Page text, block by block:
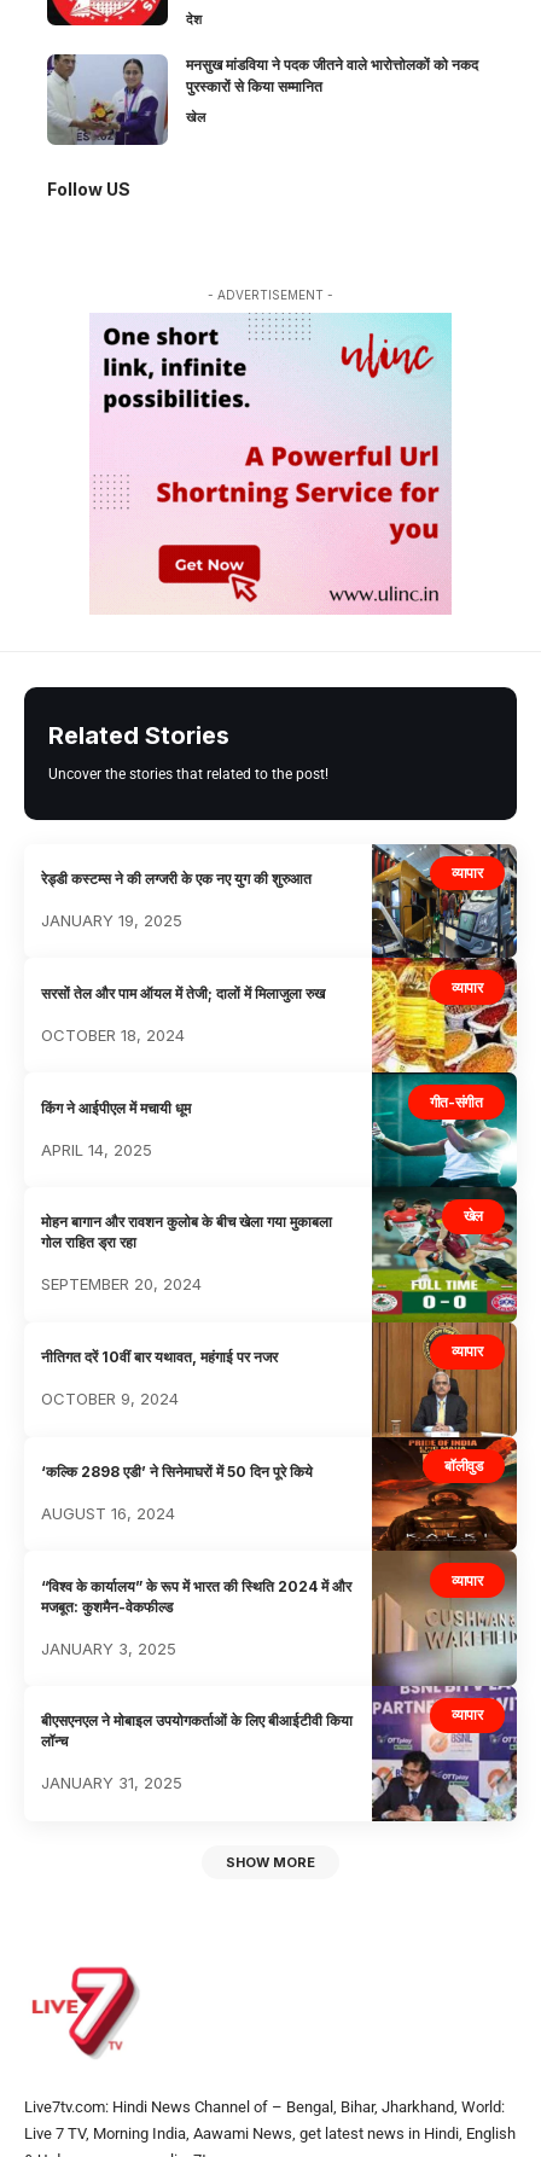
देश
मनसुख मांडविया ने पदक जीतने वाले भारोत्तोलकों को नकद
पुरस्कारों से किया सम्मानित
खेल
Follow US
- ADVERTISEMENT -
Related Stories
Uncover the stories that related to the post!
व्यापार
रेड्डी कस्टम्स ने की लग्जरी के एक नए युग की शुरुआत
JANUARY 19, 2025
व्यापार
सरसों तेल और पाम ऑयल में तेजी; दालों में मिलाजुला रुख
OCTOBER 18, 2024
गीत-संगीत
किंग ने आईपीएल में मचायी धूम
APRIL 14, 2025
खेल
मोहन बागान और रावशन कुलोब के बीच खेला गया मुकाबला
गोल राहित ड्रा रहा
SEPTEMBER 20, 2024
व्यापार
नीतिगत दरें 10वीं बार यथावत, महंगाई पर नजर
OCTOBER 9, 2024
बॉलीवुड
‘कल्कि 2898 एडी’ ने सिनेमाघरों में 50 दिन पूरे किये
AUGUST 16, 2024
व्यापार
“विश्व के कार्यालय” के रूप में भारत की स्थिति 2024 में और
मजबूत: कुशमैन-वेकफील्ड
JANUARY 3, 2025
व्यापार
बीएसएनएल ने मोबाइल उपयोगकर्ताओं के लिए बीआईटीवी किया
लॉन्च
JANUARY 31, 2025
SHOW MORE
Live7tv.com: Hindi News Channel of – Bengal, Bihar, Jharkhand, World:
Live 7 TV, Morning India, Aawami News, get latest news in Hindi, English